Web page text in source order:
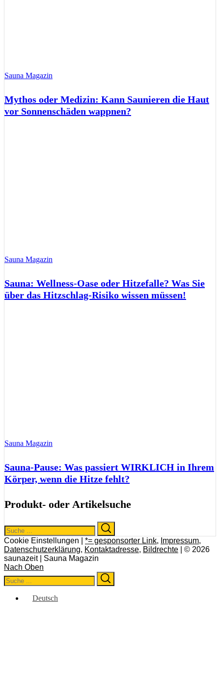
Sauna Magazin
Mythos oder Medizin: Kann Saunieren die Haut
vor Sonnenschäden wappnen?
Sauna Magazin
Sauna: Wellness-Oase oder Hitzefalle? Was Sie
über das Hitzschlag-Risiko wissen müssen!
Sauna Magazin
Sauna-Pause: Was passiert WIRKLICH in Ihrem
Körper, wenn die Hitze fehlt?
Produkt- oder Artikelsuche
Search
for:
Cookie Einstellungen | *= gesponsorter Link, Impressum,
Datenschutzerklärung, Kontaktadresse, Bildrechte | © 2026
saunazeit | Sauna Magazin
Nach Oben
Search
for:
Deutsch